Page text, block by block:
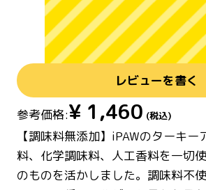
レビューを書く
参考価格:¥ 1,460 (税込)
【調味料無添加】iPAWのターキ
料、化学調味料、人工香料を一切
のものを活かしました。調味料不